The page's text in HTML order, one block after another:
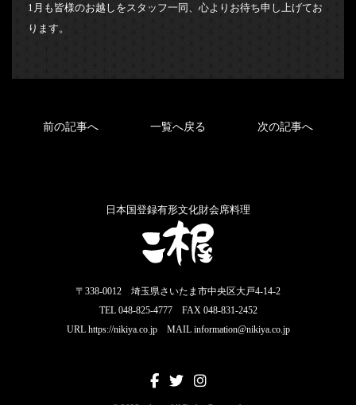
1月も皆様のお越しをスタッフ一同、心よりお待ち申し上げてお
ります。
前の記事へ 一覧へ戻る 次の記事へ
日本国登録有形文化財会席料理
〒338-0012 埼玉県さいたま市中央区大戸4-14-2
TEL 048-825-4777 FAX 048-831-2452
URL https://nikiya.co.jp MAIL information@nikiya.co.jp